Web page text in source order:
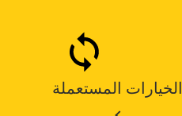
الخيارات المستعملة